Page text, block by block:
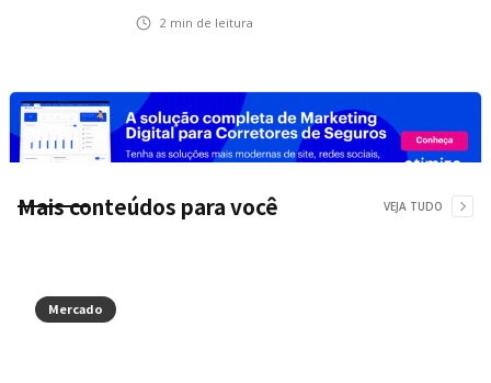
para toda a organização
2 min de leitura
Mais conteúdos para você VEJA TUDO
Mercado